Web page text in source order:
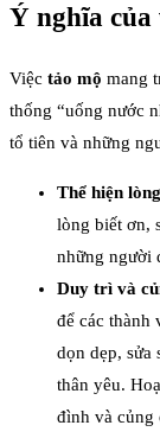
Ý nghĩa của
Việc tảo mộ mang
thống “uống nước
tổ tiên và những
Thể hiện
lòng biết ơn,
những người
Duy trì và
để các thành
dọn dẹp, sửa
thân yêu.
đình và củng